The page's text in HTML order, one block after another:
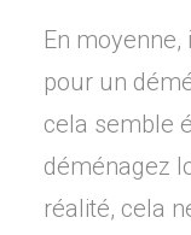
En
pour un
cela semble
déménagez
réalité, cela